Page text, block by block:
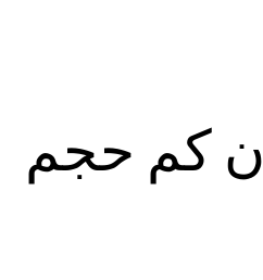
کم حجم